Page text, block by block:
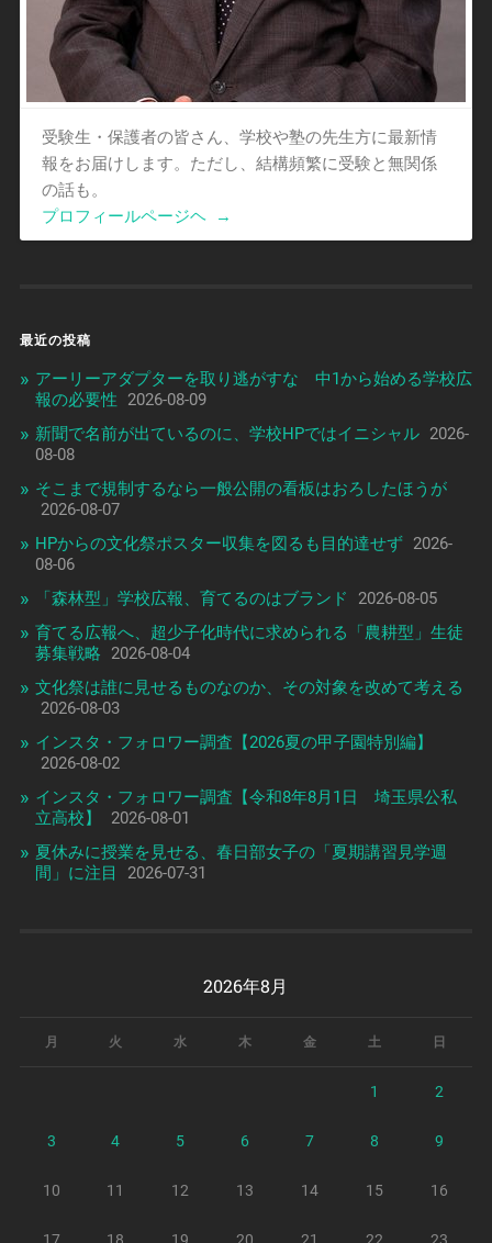
受験生・保護者の皆さん、学校や塾の先生方に最新情
報をお届けします。ただし、結構頻繁に受験と無関係
の話も。
プロフィールページヘ
→
最近の投稿
アーリーアダプターを取り逃がすな 中1から始める学校広
報の必要性
2026-08-09
新聞で名前が出ているのに、学校HPではイニシャル 2026-
08-08
そこまで規制するなら一般公開の看板はおろしたほうが
2026-08-07
HPからの文化祭ポスター収集を図るも目的達せず 2026-
08-06
「森林型」学校広報、育てるのはブランド
2026-08-05
育てる広報へ、超少子化時代に求められる「農耕型」生徒
募集戦略
2026-08-04
文化祭は誰に見せるものなのか、その対象を改めて考える
2026-08-03
インスタ・フォロワー調査【2026夏の甲子園特別編】
2026-08-02
インスタ・フォロワー調査【令和8年8月1日 埼玉県公私
立高校】
2026-08-01
夏休みに授業を見せる、春日部女子の「夏期講習見学週
間」に注目
2026-07-31
2026年8月
月 火 水 木 金 土 日
1 2
3 4 5 6 7 8 9
10 11 12 13 14 15 16
17 18 19 20 21 22 23